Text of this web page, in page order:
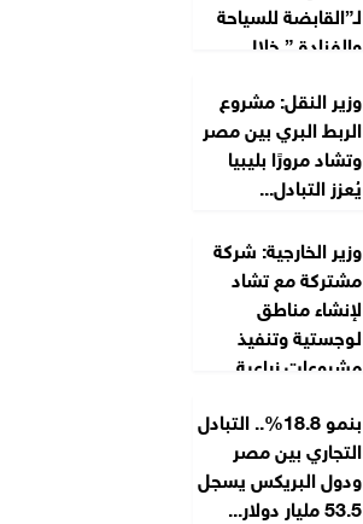
لـ”القابضة للسياحة
والفنادق” خلال
وزير النقل: مشروع
الربط البري بين مصر
وتشاد مرورًا بليبيا
يُعزز التبادل...
وزير الخارجية: شركة
مشتركة مع تشاد
لإنشاء مناطق
لوجستية وتنفيذ
مشروعات زراعية...
بنمو 18.8%.. التبادل
التجاري بين مصر
ودول البريكس يسجل
53.5 مليار دولار...